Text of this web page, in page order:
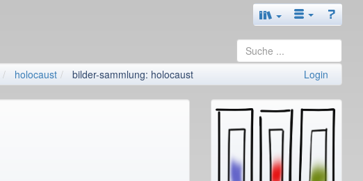
holocaust bilder-sammlung: holocaust Login